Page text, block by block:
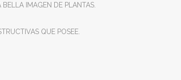
IMAGEN DE PLANTAS.
QUE POSEE.